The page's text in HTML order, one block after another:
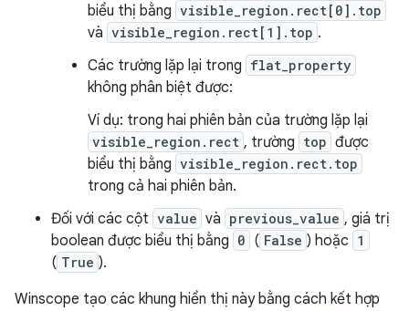
biểu thị bằng visible_region.rect[0].top
và visible_region.rect[1].top .
Các trường lặp lại trong flat_property
không phân biệt được:
Ví dụ: trong hai phiên bản của trường lặp lại
visible_region.rect , trường top được
biểu thị bằng visible_region.rect.top
trong cả hai phiên bản.
Đối với các cột value và previous_value , giá trị
boolean được biểu thị bằng 0 ( False ) hoặc 1
( True ).
Winscope tạo các khung hiển thị này bằng cách kết hợp